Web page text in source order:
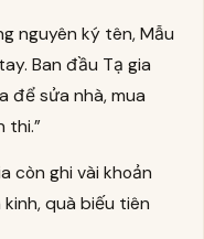
nguyên ký tên, Mẫu
Ban đầu Tạ gia
để sửa nhà, mua
thi.”
còn ghi vài khoản
quà biếu tiên